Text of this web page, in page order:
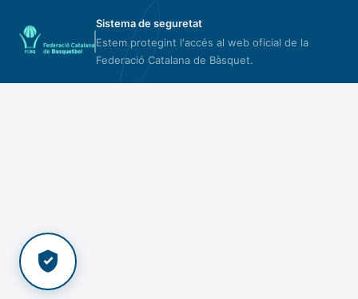
Sistema de seguretat
Estem protegint l'accés al web oficial de la
Federació Catalana de Bàsquet.